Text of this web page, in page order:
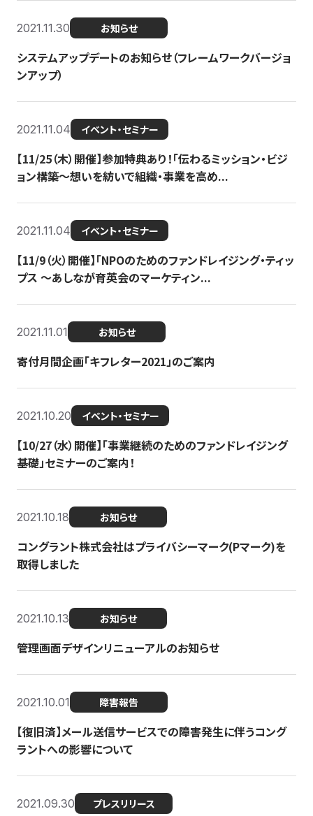
2021.11.30 お知らせ
システムアップデートのお知らせ（フレームワークバージョ
ンアップ）
2021.11.04 イベント・セミナー
【11/25（木）開催】参加特典あり！「伝わるミッション・ビジ
ョン構築〜想いを紡いで組織・事業を高め...
2021.11.04 イベント・セミナー
【11/9（火）開催】「NPOのためのファンドレイジング・ティッ
プス 〜あしなが育英会のマーケティン...
2021.11.01 お知らせ
寄付月間企画「キフレター2021」のご案内
2021.10.20 イベント・セミナー
【10/27（水）開催】「事業継続のためのファンドレイジング
基礎」セミナーのご案内！
2021.10.18 お知らせ
コングラント株式会社はプライバシーマーク(Pマーク)を
取得しました
2021.10.13 お知らせ
管理画面デザインリニューアルのお知らせ
2021.10.01 障害報告
【復旧済】メール送信サービスでの障害発生に伴うコング
ラントへの影響について
2021.09.30 プレスリリース